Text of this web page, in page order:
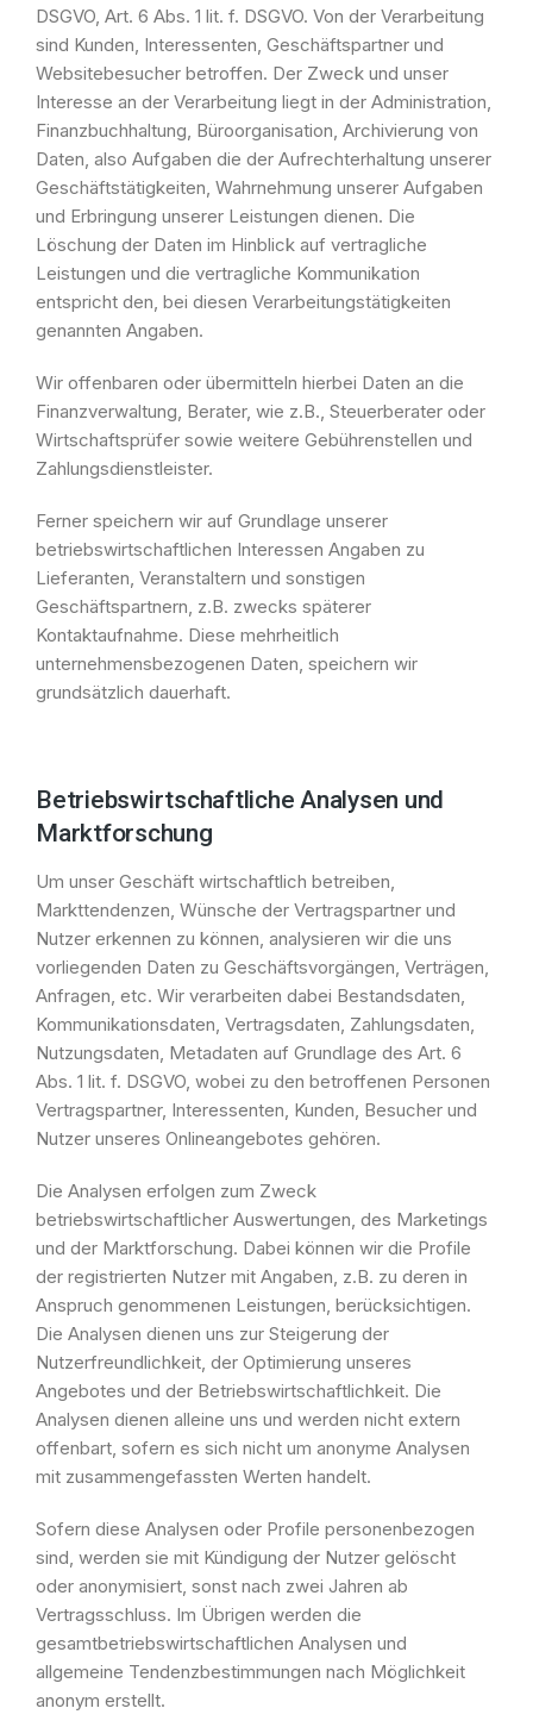
DSGVO, Art. 6 Abs. 1 lit. f. DSGVO. Von der Verarbeitung
sind Kunden, Interessenten, Geschäftspartner und
Websitebesucher betroffen. Der Zweck und unser
Interesse an der Verarbeitung liegt in der Administration,
Finanzbuchhaltung, Büroorganisation, Archivierung von
Daten, also Aufgaben die der Aufrechterhaltung unserer
Geschäftstätigkeiten, Wahrnehmung unserer Aufgaben
und Erbringung unserer Leistungen dienen. Die
Löschung der Daten im Hinblick auf vertragliche
Leistungen und die vertragliche Kommunikation
entspricht den, bei diesen Verarbeitungstätigkeiten
genannten Angaben.
Wir offenbaren oder übermitteln hierbei Daten an die
Finanzverwaltung, Berater, wie z.B., Steuerberater oder
Wirtschaftsprüfer sowie weitere Gebührenstellen und
Zahlungsdienstleister.
Ferner speichern wir auf Grundlage unserer
betriebswirtschaftlichen Interessen Angaben zu
Lieferanten, Veranstaltern und sonstigen
Geschäftspartnern, z.B. zwecks späterer
Kontaktaufnahme. Diese mehrheitlich
unternehmensbezogenen Daten, speichern wir
grundsätzlich dauerhaft.
Betriebswirtschaftliche Analysen und
Marktforschung
Um unser Geschäft wirtschaftlich betreiben,
Markttendenzen, Wünsche der Vertragspartner und
Nutzer erkennen zu können, analysieren wir die uns
vorliegenden Daten zu Geschäftsvorgängen, Verträgen,
Anfragen, etc. Wir verarbeiten dabei Bestandsdaten,
Kommunikationsdaten, Vertragsdaten, Zahlungsdaten,
Nutzungsdaten, Metadaten auf Grundlage des Art. 6
Abs. 1 lit. f. DSGVO, wobei zu den betroffenen Personen
Vertragspartner, Interessenten, Kunden, Besucher und
Nutzer unseres Onlineangebotes gehören.
Die Analysen erfolgen zum Zweck
betriebswirtschaftlicher Auswertungen, des Marketings
und der Marktforschung. Dabei können wir die Profile
der registrierten Nutzer mit Angaben, z.B. zu deren in
Anspruch genommenen Leistungen, berücksichtigen.
Die Analysen dienen uns zur Steigerung der
Nutzerfreundlichkeit, der Optimierung unseres
Angebotes und der Betriebswirtschaftlichkeit. Die
Analysen dienen alleine uns und werden nicht extern
offenbart, sofern es sich nicht um anonyme Analysen
mit zusammengefassten Werten handelt.
Sofern diese Analysen oder Profile personenbezogen
sind, werden sie mit Kündigung der Nutzer gelöscht
oder anonymisiert, sonst nach zwei Jahren ab
Vertragsschluss. Im Übrigen werden die
gesamtbetriebswirtschaftlichen Analysen und
allgemeine Tendenzbestimmungen nach Möglichkeit
anonym erstellt.